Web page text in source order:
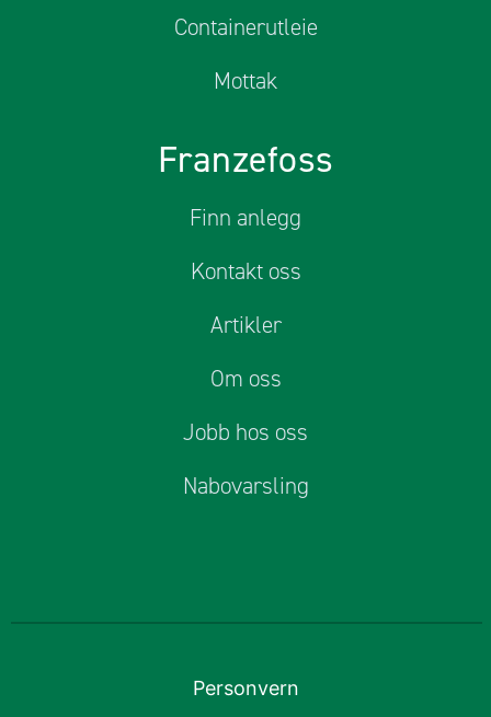
Containerutleie
Mottak
Franzefoss
Finn anlegg
Kontakt oss
Artikler
Om oss
Jobb hos oss
Nabovarsling
Personvern